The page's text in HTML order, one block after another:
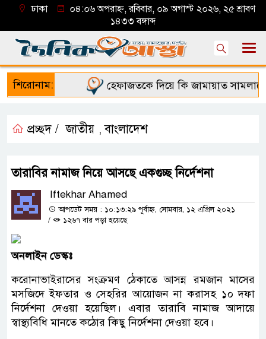
ঢাকা
০৪:০৬ অপরাহ্ন, রবিবার, ০৯ অগাস্ট ২০২৬, ২৫ শ্রাবণ
১৪৩৩ বঙ্গাব্দ
শিরোনাম: হেফাজতকে দিয়ে কি জামায়াত সামলাতে
প্রচ্ছদ / জাতীয় ,বাংলাদেশ
তারাবির নামাজ নিয়ে আসছে একগুচ্ছ নির্দেশনা
Iftekhar Ahamed
আপডেট সময় : ১০:১৩:২৯ পূর্বাহ্ন, সোমবার, ১২ এপ্রিল ২০২১
/
১২৬৭ বার পড়া হয়েছে
অনলাইন ডেস্কঃ
করোনাভাইরাসের সংক্রমণ ঠেকাতে আসন্ন রমজান মাসের
মসজিদে ইফতার ও সেহরির আয়োজন না করাসহ ১০ দফা
নির্দেশনা দেওয়া হয়েছিল। এবার তারাবি নামাজ আদায়ে
স্বাস্থ্যবিধি মানতে কঠোর কিছু নির্দেশনা দেওয়া হবে।